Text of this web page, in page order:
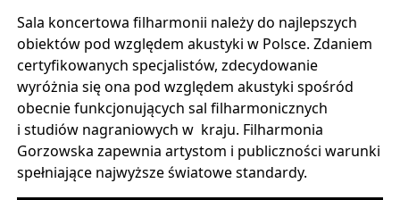
Sala koncertowa filharmonii należy do najlepszych
obiektów pod względem akustyki w Polsce. Zdaniem
certyfikowanych specjalistów, zdecydowanie
wyróżnia się ona pod względem akustyki spośród
obecnie funkcjonujących sal filharmonicznych
i studiów nagraniowych w kraju. Filharmonia
Gorzowska zapewnia artystom i publiczności warunki
spełniające najwyższe światowe standardy.